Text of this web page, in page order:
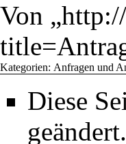
Von „
Kategorien: Anfragen und
Diese
geändert.